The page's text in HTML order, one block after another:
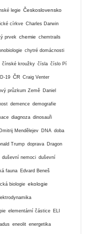
legie Československo
církve Charles Darwin
prvek chemie chemtrails
chytré domácnosti
čínské kroužky čísla číslo Pí
19 ČR Craig Venter
průzkum Země Daniel
demence demografie
diagnoza dinosauři
Dmitrij Mendělejev DNA doba
Trump doprava Dragon
duševní nemoci duševní
fauna Edvard Beneš
biologie ekologie
elementární částice ELI
eneolit energetika